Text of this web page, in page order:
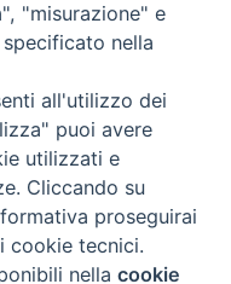
VESCOVILE NEWS
ANTENATI
All Rights Reserved.
"misurazione" e
nella
all'utilizzo dei
puoi avere
utilizzati e
Cliccando su
proseguirai
cookie tecnici.
nellacookie